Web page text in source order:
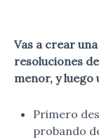
Vas a crear
resoluciones
menor, y luego
Primero
probando